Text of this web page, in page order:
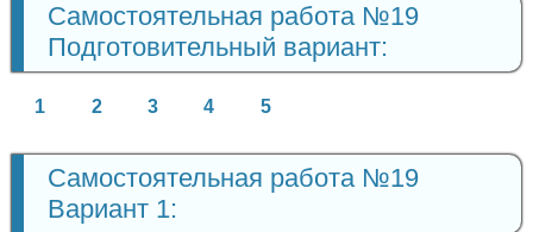
Самостоятельная работа №19
Подготовительный вариант:
1 2 3 4 5
Самостоятельная работа №19
Вариант 1: